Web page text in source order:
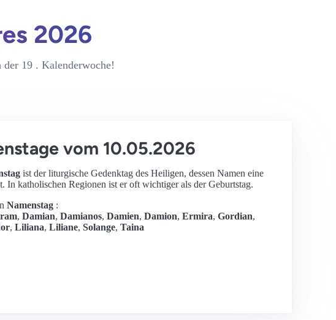
2026
19 . Kalenderwoche!
vom 10.05.2026
ist der liturgische Gedenktag des Heiligen, dessen Namen eine
In katholischen Regionen ist er oft wichtiger als der Geburtstag.
Namenstag :
, Damian, Damianos, Damien, Damion, Ermira, Gordian,
, Liliana, Liliane, Solange, Taina